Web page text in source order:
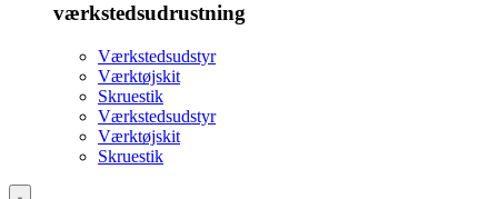
værkstedsudrustning
Værkstedsudstyr
Værktøjskit
Skruestik
Værkstedsudstyr
Værktøjskit
Skruestik